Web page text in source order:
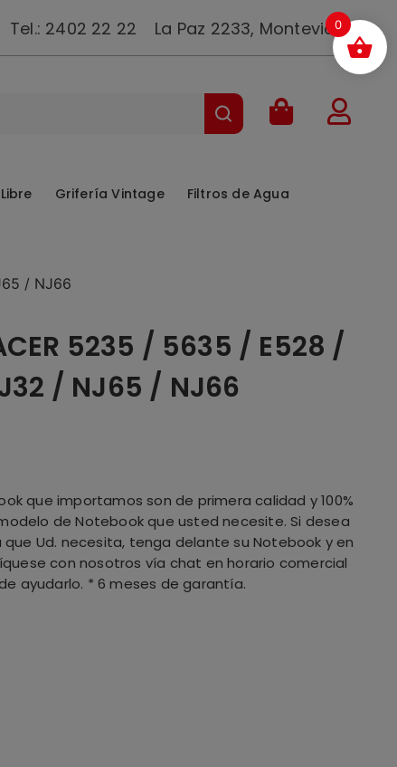
Tel.: 2402 22 22 La Paz 2233, Montevideo.
Grifería Vintage Filtros de Agua
/ NJ66
5235 / 5635 / E528 /
/ NJ65 / NJ66
que importamos son de primera calidad y 100%
de Notebook que usted necesite. Si desea
Ud. necesita, tenga delante su Notebook y en
con nosotros vía chat en horario comercial
ayudarlo. * 6 meses de garantía.
0